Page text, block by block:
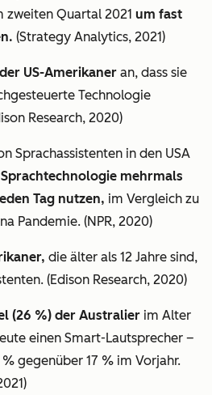
zweiten Quartal 2021 um fast
(Strategy Analytics, 2021)
US-Amerikaner an, dass sie
Technologie
Research, 2020)
Sprachassistenten in den USA
Sprachtechnologie mehrmals
Tag nutzen, im Vergleich zu
Pandemie. (NPR, 2020)
die älter als 12 Jahre sind,
(Edison Research, 2020)
(26 %) der Australier im Alter
einen Smart-Lautsprecher –
gegenüber 17 % im Vorjahr.